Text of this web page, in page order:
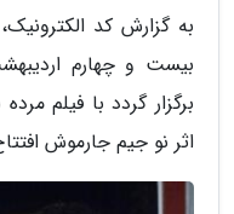
به گزارش کد
بیست و چهارم
اثر نو جیم جارموش